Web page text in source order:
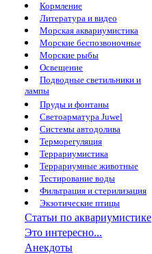
Кормление
Литература и видео
Морская аквариумистика
Морские беспозвоночные
Морские рыбы
Освещение
Подводные светильники и
лампы
Пруды и фонтаны
Светоарматура Juwel
Системы автодолива
Терморегуляция
Террариумистика
Террариумные животные
Тестирование воды
Фильтрация и стерилизация
Экзотические птицы
Статьи по аквариумистике
Это интересно...
Анекдоты